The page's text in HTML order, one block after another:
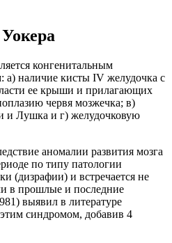
конгенитальным
наличие кисты IV желудочка с
ее крыши и прилагающих
червя мозжечка; в)
и Лушка и г) желудочковую
аномалии развития мозга
по типу патологии
(дизрафии) и встречается не
в прошлые и последние
выявил в литературе
синдромом, добавив 4